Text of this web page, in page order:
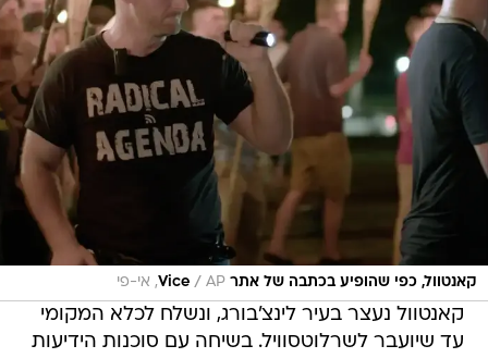
קאנטוול, כפי שהופיע בכתבה של אתר Vice / AP, אי-פי
קאנטוול נעצר בעיר לינצ'בורג, ונשלח לכלא המקומי
עד שיועבר לשרלוטסוויל. בשיחה עם סוכנות הידיעות